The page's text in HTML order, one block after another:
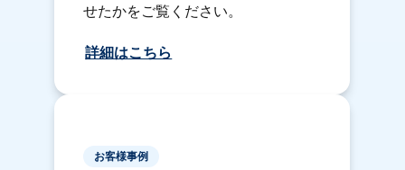
せたかをご覧ください。
詳細はこちら
お客様事例